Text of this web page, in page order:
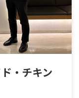
・チキン